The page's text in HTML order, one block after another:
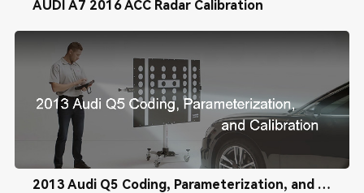
AUDI A7 2016 ACC Radar Calibration
2013 Audi Q5 Coding, Parameterization, and Calibration